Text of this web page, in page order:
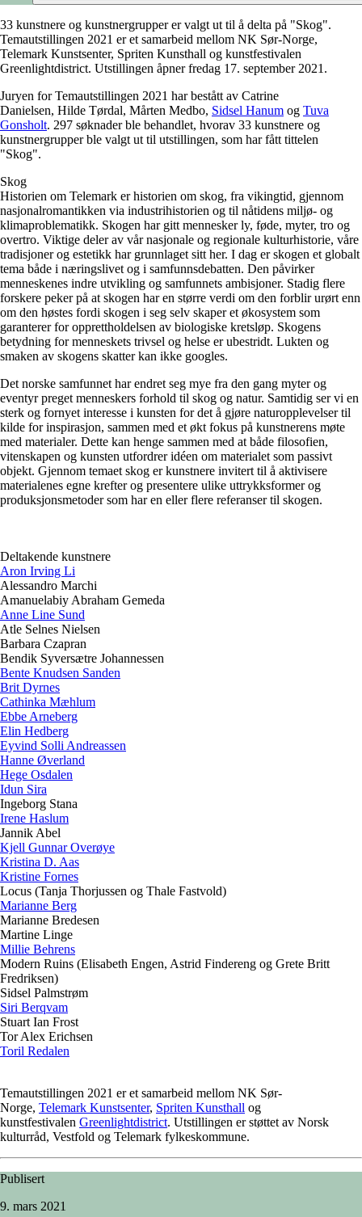
33 kunstnere og kunstnergrupper er valgt ut til å delta på "Skog".
Temautstillingen 2021 er et samarbeid mellom NK Sør-Norge,
Telemark Kunstsenter, Spriten Kunsthall og kunstfestivalen
Greenlightdistrict. Utstillingen åpner fredag 17. september 2021.
Juryen for Temautstillingen 2021 har bestått av Catrine
Danielsen, Hilde Tørdal, Mårten Medbo, Sidsel Hanum og Tuva
Gonsholt. 297 søknader ble behandlet, hvorav 33 kunstnere og
kunstnergrupper ble valgt ut til utstillingen, som har fått tittelen
"Skog".
Skog
Historien om Telemark er historien om skog, fra vikingtid, gjennom
nasjonalromantikken via industrihistorien og til nåtidens miljø- og
klimaproblematikk. Skogen har gitt mennesker ly, føde, myter, tro og
overtro. Viktige deler av vår nasjonale og regionale kulturhistorie, våre
tradisjoner og estetikk har grunnlaget sitt her. I dag er skogen et globalt
tema både i næringslivet og i samfunnsdebatten. Den påvirker
menneskenes indre utvikling og samfunnets ambisjoner. Stadig flere
forskere peker på at skogen har en større verdi om den forblir urørt enn
om den høstes fordi skogen i seg selv skaper et økosystem som
garanterer for opprettholdelsen av biologiske kretsløp. Skogens
betydning for menneskets trivsel og helse er ubestridt. Lukten og
smaken av skogens skatter kan ikke googles.
Det norske samfunnet har endret seg mye fra den gang myter og
eventyr preget menneskers forhold til skog og natur. Samtidig ser vi en
sterk og fornyet interesse i kunsten for det å gjøre naturopplevelser til
kilde for inspirasjon, sammen med et økt fokus på kunstnerens møte
med materialer. Dette kan henge sammen med at både filosofien,
vitenskapen og kunsten utfordrer idéen om materialet som passivt
objekt. Gjennom temaet skog er kunstnere invitert til å aktivisere
materialenes egne krefter og presentere ulike uttrykksformer og
produksjonsmetoder som har en eller flere referanser til skogen.
Deltakende kunstnere
Aron Irving Li
Alessandro Marchi
Amanuelabiy Abraham Gemeda
Anne Line Sund
Atle Selnes Nielsen
Barbara Czapran
Bendik Syversætre Johannessen
Bente Knudsen Sanden
Brit Dyrnes
Cathinka Mæhlum
Ebbe Arneberg
Elin Hedberg
Eyvind Solli Andreassen
Hanne Øverland
Hege Osdalen
Idun Sira
Ingeborg Stana
Irene Haslum
Jannik Abel
Kjell Gunnar Overøye
Kristina D. Aas
Kristine Fornes
Locus (Tanja Thorjussen og Thale Fastvold)
Marianne Berg
Marianne Bredesen
Martine Linge
Millie Behrens
Modern Ruins (Elisabeth Engen, Astrid Findereng og Grete Britt
Fredriksen)
Sidsel Palmstrøm
Siri Berqvam
Stuart Ian Frost
Tor Alex Erichsen
Toril Redalen
Temautstillingen 2021 er et samarbeid mellom NK Sør-
Norge, Telemark Kunstsenter, Spriten Kunsthall og
kunstfestivalen Greenlightdistrict. Utstillingen er støttet av Norsk
kulturråd, Vestfold og Telemark fylkeskommune.
Publisert
9. mars 2021